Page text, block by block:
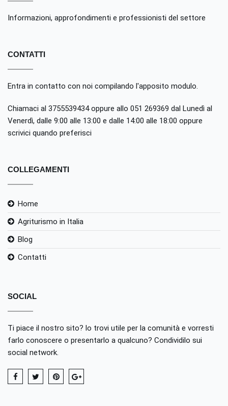
Informazioni, approfondimenti e professionisti del settore
CONTATTI
Entra in contatto con noi compilando l'apposito modulo.
Chiamaci al 3755539434 oppure allo 051 269369 dal Lunedì al
Venerdì, dalle 9:00 alle 13:00 e dalle 14:00 alle 18:00 oppure
scrivici quando preferisci
COLLEGAMENTI
Home
Agriturismo in Italia
Blog
Contatti
SOCIAL
Ti piace il nostro sito? lo trovi utile per la comunità e vorresti
farlo conoscere o presentarlo a qualcuno? Condividilo sui
social network.